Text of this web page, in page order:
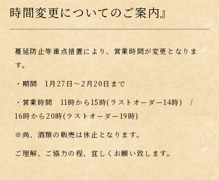
時間変更についてのご案内』
蔓延防止等重点措置により、営業時間が変更となりま
す。
・期間 1月27日〜2月20日まで
・営業時間 11時から15時(ラストオーダー14時) /
16時から20時(ラストオーダー19時)
※尚、酒類の販売は休止となります。
ご理解、ご協力の程、宜しくお願い致します。